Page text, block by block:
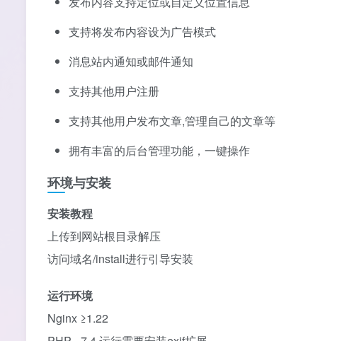
支持将发布内容设为广告模式
消息站内通知或邮件通知
支持其他用户注册
支持其他用户发布文章,管理自己的文章等
拥有丰富的后台管理功能，一键操作
环境与安装
安装教程
上传到网站根目录解压
访问域名/install进行引导安装
运行环境
Nginx ≥1.22